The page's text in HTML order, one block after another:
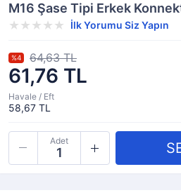
M16 Şase Tipi Erkek
İlk Yorumu Siz Yapın
61,76 TL
%4 64,63 TL
Havale / Eft
58,67 TL
Adet